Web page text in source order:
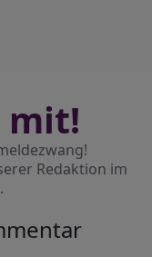
mit!
Redaktion im